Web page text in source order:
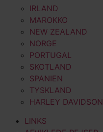
IRLAND
MAROKKO
NEW ZEALAND
NORGE
PORTUGAL
SKOTLAND
SPANIEN
TYSKLAND
HARLEY DAVIDSON
LINKS